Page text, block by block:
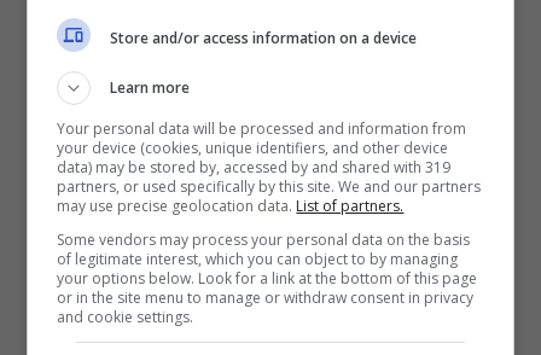
Ramsey nei panni di Ellie
e Pedro Pascal
come Joel Miller
il sequel.
Store and/or access information on a device
Learn more
Your personal data will be processed and information from
your device (cookies, unique identifiers, and other device
data) may be stored by, accessed by and shared with 319
partners, or used specifically by this site. We and our partners
may use precise geolocation data. List of partners.
Some vendors may process your personal data on the basis
of legitimate interest, which you can object to by managing
your options below. Look for a link at the bottom of this page
or in the site menu to manage or withdraw consent in privacy
and cookie settings.